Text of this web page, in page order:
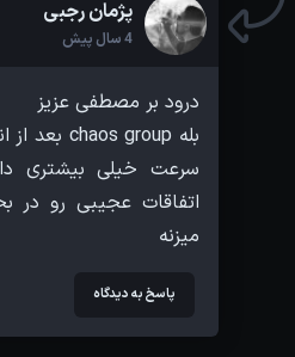
پژمان رجبی
4 سال پیش
سرعت خیلی بیشتری
اتفاقات عجیبی رو در
میزنه
پاسخ به دیدگاه